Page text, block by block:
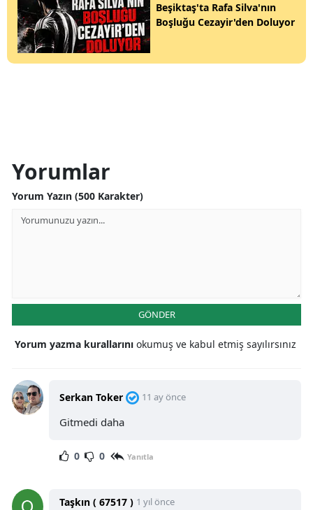
Beşiktaş'ta Rafa Silva'nın
Boşluğu Cezayir'den Doluyor
Yorumlar
Yorum Yazın (500 Karakter)
GÖNDER
Yorum yazma kurallarını okumuş ve kabul etmiş sayılırsınız
Serkan Toker 11 ay önce
Gitmedi daha
0 0 Yanıtla
Taşkın ( 67517 ) 1 yıl önce